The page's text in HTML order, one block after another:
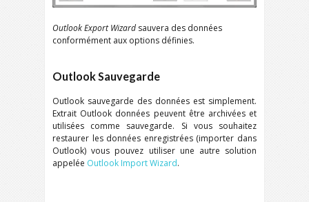
Outlook Export Wizard sauvera des données
conformément aux options définies.
Outlook Sauvegarde
Outlook sauvegarde des données est simplement.
Extrait Outlook données peuvent être archivées et
utilisées comme sauvegarde. Si vous souhaitez
restaurer les données enregistrées (importer dans
Outlook) vous pouvez utiliser une autre solution
appelée Outlook Import Wizard.